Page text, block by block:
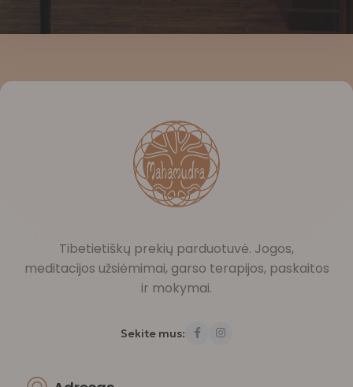
Tibetietiškų prekių parduotuvė. Jogos,
meditacijos užsiėmimai, garso terapijos, paskaitos
ir mokymai.
Sekite mus: